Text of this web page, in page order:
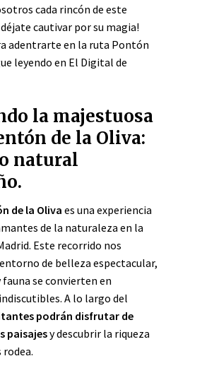
cada rincón de este
cautivar por su magia!
adentrarte en la ruta Pontón
leyendo en El Digital de
la majestuosa
de la Oliva:
natural
de la Oliva es una experiencia
de la naturaleza en la
Este recorrido nos
de belleza espectacular,
se convierten en
A lo largo del
podrán disfrutar de
paisajesy descubrir la riqueza